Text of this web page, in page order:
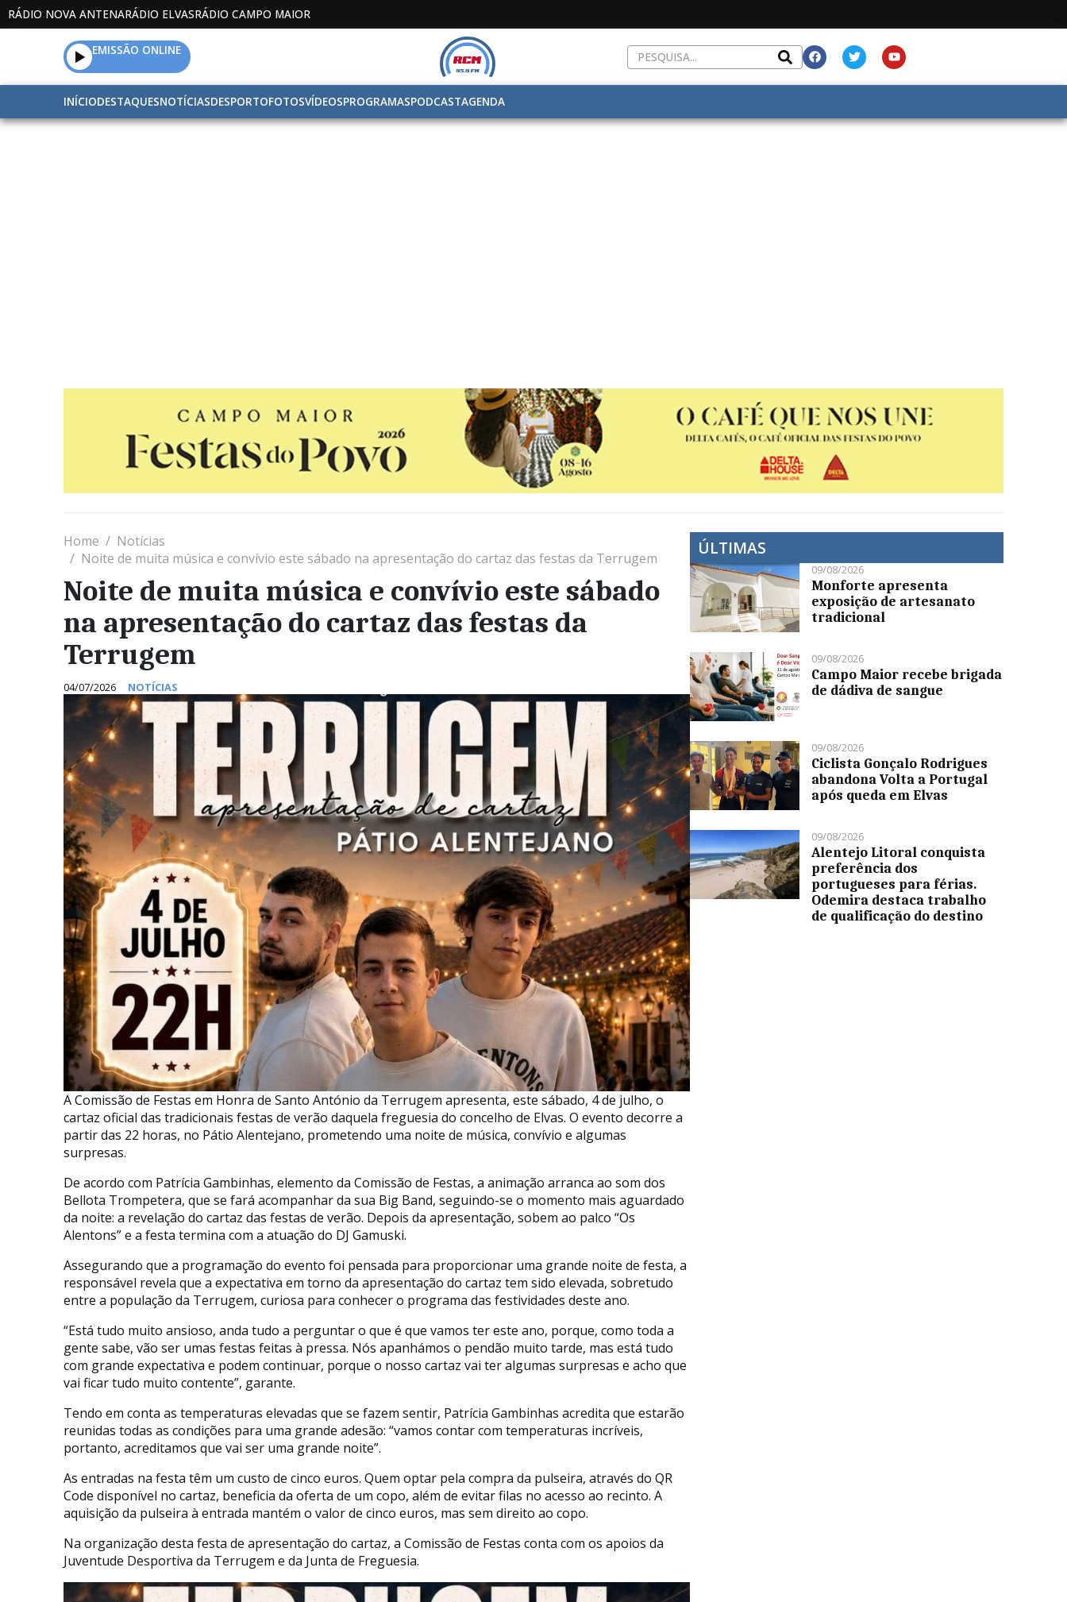
RÁDIO NOVA ANTENARÁDIO ELVASRÁDIO CAMPO MAIOR
EMISSÃO ONLINE
INÍCIODESTAQUESNOTÍCIASDESPORTOFOTOSVÍDEOSPROGRAMASPODCASTAGENDA
Home
Notícias
Noite de muita música e convívio este sábado na apresentação do cartaz das festas da Terrugem
Noite de muita música e convívio este sábado
na apresentação do cartaz das festas da
Terrugem
04/07/2026 NOTÍCIAS
A Comissão de Festas em Honra de Santo António da Terrugem apresenta, este sábado, 4 de julho, o
cartaz oficial das tradicionais festas de verão daquela freguesia do concelho de Elvas. O evento decorre a
partir das 22 horas, no Pátio Alentejano, prometendo uma noite de música, convívio e algumas
surpresas.
De acordo com Patrícia Gambinhas, elemento da Comissão de Festas, a animação arranca ao som dos
Bellota Trompetera, que se fará acompanhar da sua Big Band, seguindo-se o momento mais aguardado
da noite: a revelação do cartaz das festas de verão. Depois da apresentação, sobem ao palco “Os
Alentons” e a festa termina com a atuação do DJ Gamuski.
Assegurando que a programação do evento foi pensada para proporcionar uma grande noite de festa, a
responsável revela que a expectativa em torno da apresentação do cartaz tem sido elevada, sobretudo
entre a população da Terrugem, curiosa para conhecer o programa das festividades deste ano.
“Está tudo muito ansioso, anda tudo a perguntar o que é que vamos ter este ano, porque, como toda a
gente sabe, vão ser umas festas feitas à pressa. Nós apanhámos o pendão muito tarde, mas está tudo
com grande expectativa e podem continuar, porque o nosso cartaz vai ter algumas surpresas e acho que
vai ficar tudo muito contente”, garante.
Tendo em conta as temperaturas elevadas que se fazem sentir, Patrícia Gambinhas acredita que estarão
reunidas todas as condições para uma grande adesão: “vamos contar com temperaturas incríveis,
portanto, acreditamos que vai ser uma grande noite”.
As entradas na festa têm um custo de cinco euros. Quem optar pela compra da pulseira, através do QR
Code disponível no cartaz, beneficia da oferta de um copo, além de evitar filas no acesso ao recinto. A
aquisição da pulseira à entrada mantém o valor de cinco euros, mas sem direito ao copo.
Na organização desta festa de apresentação do cartaz, a Comissão de Festas conta com os apoios da
Juventude Desportiva da Terrugem e da Junta de Freguesia.
ÚLTIMAS
09/08/2026
Monforte apresenta
exposição de artesanato
tradicional
09/08/2026
Campo Maior recebe brigada
de dádiva de sangue
09/08/2026
Ciclista Gonçalo Rodrigues
abandona Volta a Portugal
após queda em Elvas
09/08/2026
Alentejo Litoral conquista
preferência dos
portugueses para férias.
Odemira destaca trabalho
de qualificação do destino